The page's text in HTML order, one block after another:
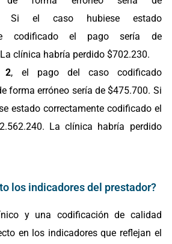
Si el caso hubiese estado
codificado el pago sería de
clínica habría perdido $702.230.
2, el pago del caso codificado
forma erróneo sería de $475.700. Si
estado correctamente codificado el
La clínica habría perdido
los indicadores del prestador?
y una codificación de calidad
en los indicadores que reflejan el